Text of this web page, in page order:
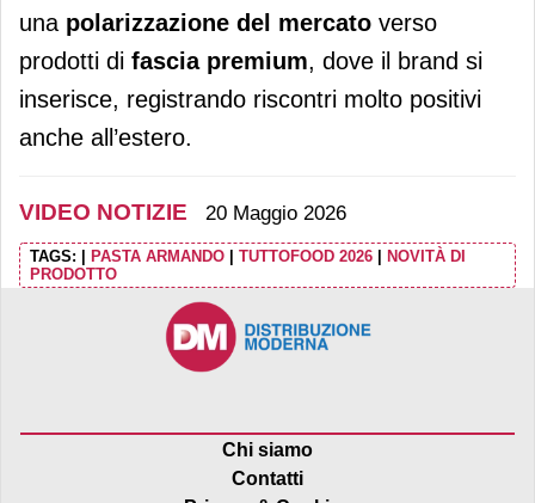
una polarizzazione del mercato verso
prodotti di fascia premium, dove il brand si
inserisce, registrando riscontri molto positivi
anche all’estero.
VIDEO NOTIZIE 20 Maggio 2026
TAGS: PASTA ARMANDO TUTTOFOOD 2026
NOVITÀ DI
PRODOTTO
Chi siamo
Contatti